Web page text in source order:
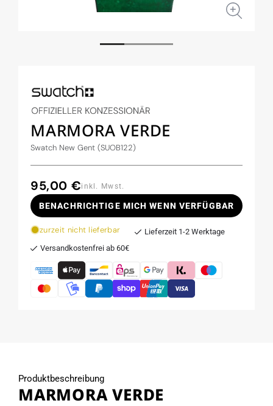
MARMORA VERDE
Swatch New Gent (SUOB122)
Normaler
Preis
95,00 €inkl. Mwst.
BENACHRICHTIGE MICH WENN VERFÜGBAR
zurzeit nicht lieferbar
Lieferzeit 1-2 Werktage
Versandkostenfrei ab 60€
Produktbeschreibung
MARMORA VERDE